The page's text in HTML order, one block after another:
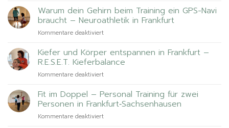
geheime
Kraft-
Kick
beim
–
Konzentrisches
Warum dein Gehirn beim Training ein GPS-Navi
braucht – Neuroathletik in Frankfurt
Kommentare deaktiviertfür
dein
Gehirn
beim
Training
GPS-
Navi
–
Kiefer und Körper entspannen in Frankfurt –
R.E.S.E.T. Kieferbalance
Kommentare deaktiviertfür
und
Körper
entspannen
in
Fit im Doppel – Personal Training für zwei
Personen in Frankfurt‑Sachsenhausen
Kommentare deaktiviertfür